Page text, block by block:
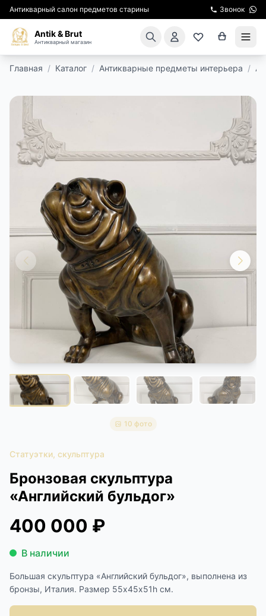
Антикварный салон предметов старины Звонок
Antik & Brut
Антикварный магазин
ПОДАРКИ
КИНОСЪЕМКА
ЭКСКУРСИИ
РЕСТАВРАЦИЯ
КУРСЫ ПО РЕСТАВРАЦИИ
КОНТАКТЫ
ДОСТАВКА И ОПЛАТА
Главная / Каталог / Антикварные предметы интерьера /
10 фото
Статуэтки, скульптура
Бронзовая скульптура
«Английский бульдог»
400 000 ₽
В наличии
Большая скульптура «Английский бульдог», выполнена из
бронзы, Италия. Размер 55х45х51h см.